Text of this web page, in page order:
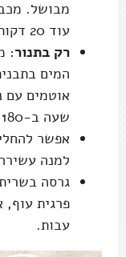
מבושל.
עוד 20 דקות מכוסה.
רק בתנור:
המים
אוטמים עם
שעה ב-180 מעלות.
אפשר
למנה
פרגית עוף,
עבות.